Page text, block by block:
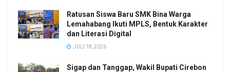
Ratusan Siswa Baru SMK Bina Warga
Lemahabang Ikuti MPLS, Bentuk Karakter
dan Literasi Digital
JULI 18, 2026
Sigap dan Tanggap, Wakil Bupati Cirebon